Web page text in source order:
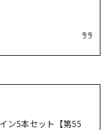
ン5本セット【第55